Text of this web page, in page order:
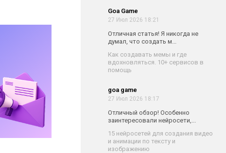
Goa Game
27 Июл 2026 18:21
Отличная статья! Я никогда не
думал, что создать м...
Как создавать мемы и где
вдохновляться. 10+ сервисов в
помощь
goa game
27 Июл 2026 18:17
Отличный обзор! Особенно
заинтересовали нейросети,...
15 нейросетей для создания видео
и анимации по тексту и
изображению